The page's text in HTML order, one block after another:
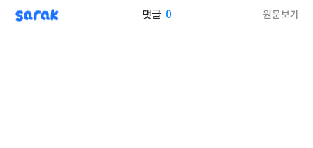
sarak 댓글 0 원문보기